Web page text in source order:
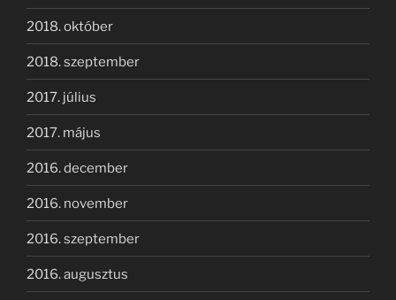
2018. október
2018. szeptember
2017. július
2017. május
2016. december
2016. november
2016. szeptember
2016. augusztus